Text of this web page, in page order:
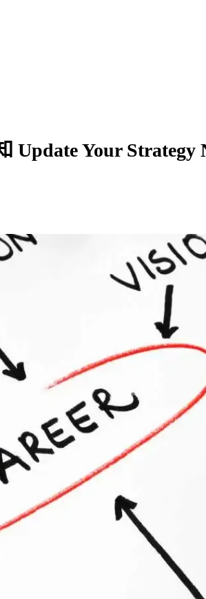
Update Your Strategy